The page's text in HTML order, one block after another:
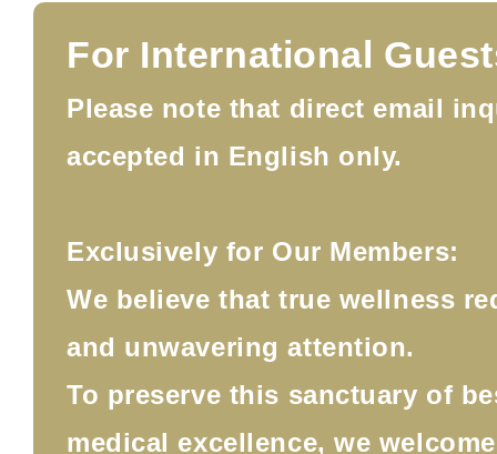
For International
Please note that direct email
accepted in English only.
Exclusively for Our Members:
We believe that true wellness
and unwavering attention.
To preserve this sanctuary of
medical excellence, we